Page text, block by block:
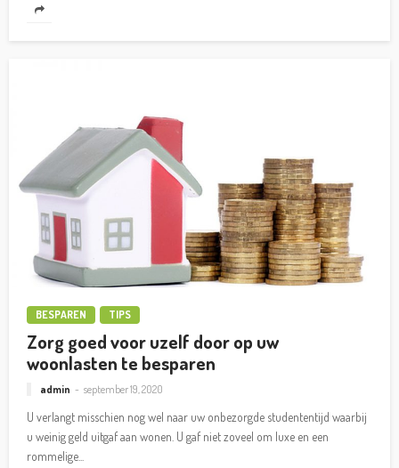
BESPAREN TIPS
Zorg goed voor uzelf door op uw
woonlasten te besparen
admin september 19, 2020
U verlangt misschien nog wel naar uw onbezorgde studententijd waarbij
u weinig geld uitgaf aan wonen. U gaf niet zoveel om luxe en een
rommelige...